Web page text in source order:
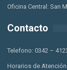
Oficina Central: San
Contacto
Telefono: 0342 –
Horarios de Atención: